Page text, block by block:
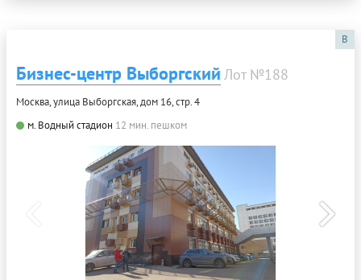
B
Бизнес-центр Выборгский Лот №188
Москва, улица Выборгская, дом 16, стр. 4
м. Водный стадион 12 мин. пешком